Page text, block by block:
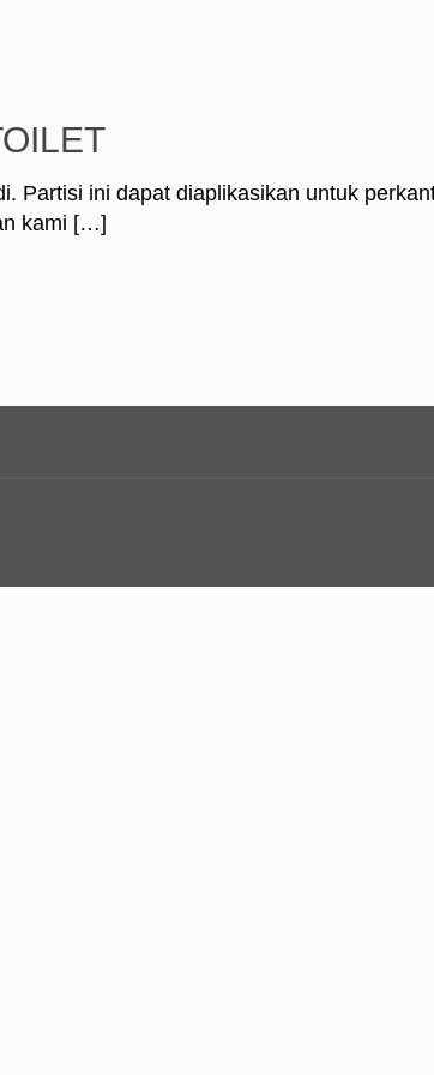
Partisi ini dapat diaplikasikan untuk
kami […]